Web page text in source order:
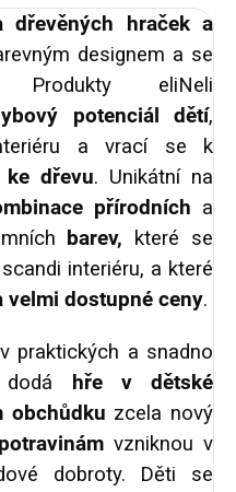
dřevěných hraček a
designem a se
Produkty eliNeli
potenciál dětí,
a vrací se k
dřevu. Unikátní na
přírodních a
barev, které se
interiéru, a které
velmi dostupné ceny.
v praktických a snadno
dodá hře v dětské
obchůdku zcela nový
vzniknou v
dobroty. Děti se